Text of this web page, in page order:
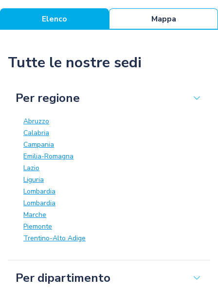
Elenco Mappa
Tutte le nostre sedi
Per regione
Abruzzo
Calabria
Campania
Emilia-Romagna
Lazio
Liguria
Lombardia
Lombardia
Marche
Piemonte
Trentino-Alto Adige
Per dipartimento